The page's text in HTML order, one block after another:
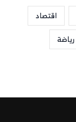
اقتصاد
رياضة